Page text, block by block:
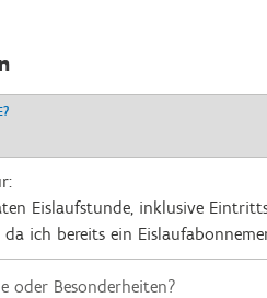
Eislaufstunde, inklusive
ich bereits ein